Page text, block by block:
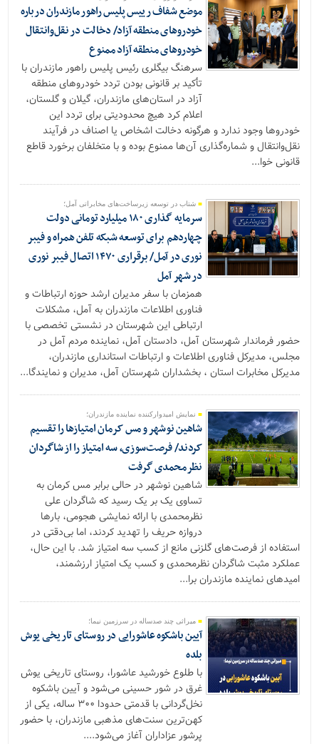
موضع شفاف رییس پلیس راهور مازندران درباره
خودروهای منطقه آزاد/ دخالت در نقل‌وانتقال
خودروهای منطقه آزاد ممنوع
سرهنگ بیگلری رئیس پلیس راهور مازندران با
تأکید بر قانونی بودن تردد خودروهای منطقه
آزاد در استان‌های مازندران، گیلان و گلستان،
اعلام کرد هیچ محدودیتی برای تردد این
خودروها وجود ندارد و هرگونه دخالت اشخاص یا اصناف در فرآیند
نقل‌وانتقال و شماره‌گذاری آن‌ها ممنوع بوده و با متخلفان برخورد قاطع
قانونی خوا...
شتاب در توسعه زیرساخت‌های مخابراتی آمل؛
سرمایه گذاری ۱۸۰ میلیارد تومانی دولت
چهاردهم برای توسعه شبکه تلفن همراه و فیبر
نوری در آمل/ برقراری ۱۴۷۰ اتصال فیبر نوری
در شهر آمل
همزمان با سفر مدیران ارشد حوزه ارتباطات و
فناوری اطلاعات مازندران به آمل، مشکلات
ارتباطی این شهرستان در نشستی تخصصی با
حضور فرماندار شهرستان آمل، دادستان آمل، نماینده مردم آمل در
مجلس، مدیرکل فناوری اطلاعات و ارتباطات استانداری مازندران،
مدیرکل مخابرات استان ، بخشداران شهرستان آمل، مدیران و نمایندگا...
نمایش امیدوارکننده نماینده مازندران؛
شاهین نوشهر و مس کرمان امتیازها را تقسیم
کردند/ فرصت‌سوزی، سه امتیاز را از شاگردان
نظرمحمدی گرفت
شاهین نوشهر در حالی برابر مس کرمان به
تساوی یک بر یک رسید که شاگردان علی
نظرمحمدی با ارائه نمایشی هجومی، بارها
دروازه حریف را تهدید کردند، اما بی‌دقتی در
استفاده از فرصت‌های گلزنی مانع از کسب سه امتیاز شد. با این حال،
عملکرد مثبت شاگردان نظرمحمدی و کسب یک امتیاز ارزشمند،
امیدهای نماینده مازندران برا...
میراثی چند صدساله در سرزمین نیما؛
آیین باشکوه عاشورایی در روستای تاریخی یوش
بلده
با طلوع خورشید عاشورا، روستای تاریخی یوش
غرق در شور حسینی می‌شود و آیین باشکوه
نخل‌گردانی با قدمتی حدودا ۳۰۰ ساله، یکی از
کهن‌ترین سنت‌های مذهبی مازندران، با حضور
پرشور عزاداران آغاز می‌شود....